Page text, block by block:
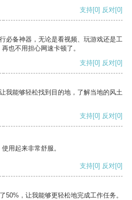
支持[0] 反对[0]
必备神器，无论是看视频、玩游戏还是工
也不用担心网速卡顿了。
支持[0] 反对[0]
我能够轻松找到目的地，了解当地的风土
支持[0] 反对[0]
用起来非常舒服。
支持[0] 反对[0]
50%，让我能够更轻松地完成工作任务。